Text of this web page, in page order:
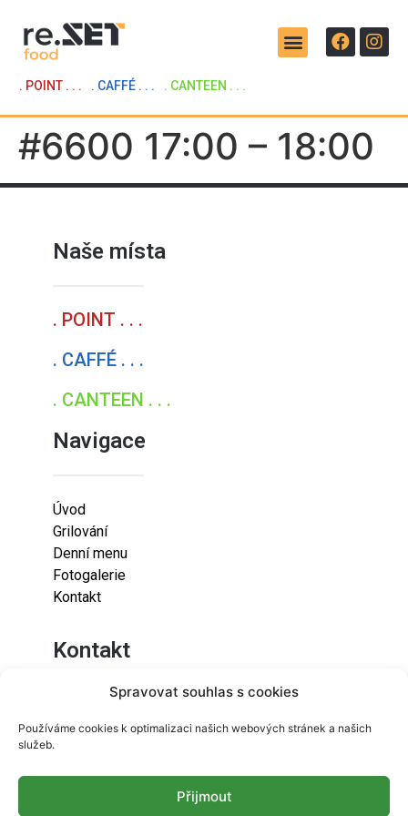
Spravovat souhlas s cookies
Používáme cookies k optimalizaci našich webových stránek a našich
služeb.
Přijmout
. POINT . . . . CAFFÉ . . . . CANTEEN . . .
#6600 17:00 – 18:00
Naše místa
. POINT . . .
. CAFFÉ . . .
. CANTEEN . . .
Navigace
Úvod
Grilování
Denní menu
Fotogalerie
Kontakt
Kontakt
Lazaretní 925/9